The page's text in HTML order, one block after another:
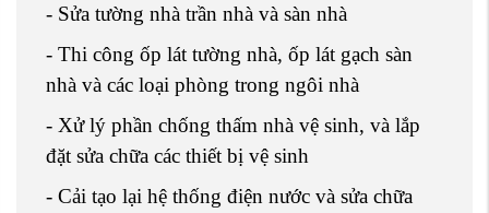
- Sửa tường nhà trần nhà và sàn nhà
- Thi công ốp lát tường nhà, ốp lát gạch sàn
nhà và các loại phòng trong ngôi nhà
- Xử lý phần chống thấm nhà vệ sinh, và lắp
đặt sửa chữa các thiết bị vệ sinh
- Cải tạo lại hệ thống điện nước và sửa chữa